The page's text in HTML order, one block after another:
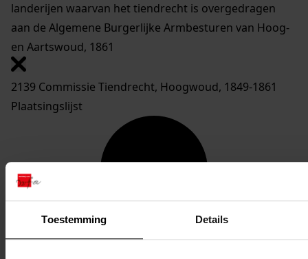
Toestemming Details
landerijen waarvan het tiendrecht is overgedragen
aan de Algemene Burgerlijke Armbesturen van Hoog-
en Aartswoud, 1861
2139 Commissie Tiendrecht, Hoogwoud, 1849-1861
Plaatsingslijst